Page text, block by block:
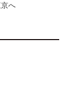
へ